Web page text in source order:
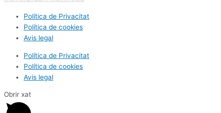
Política de Privacitat
Política de cookies
Avis legal
Política de Privacitat
Política de cookies
Avis legal
Obrir xat